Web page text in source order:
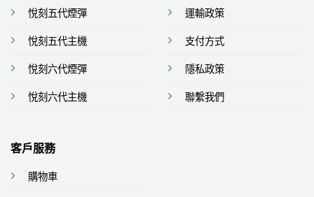
悅刻五代煙彈
悅刻五代主機
悅刻六代煙彈
悅刻六代主機
運輸政策
支付方式
隱私政策
聯繫我們
客戶服務
購物車